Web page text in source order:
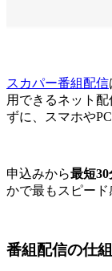
スカパー番組配信
用できるネット
ずに、スマホや
申込みから最短30
かで最もスピード
番組配信の仕